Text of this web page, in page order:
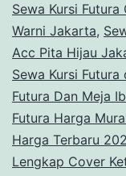
Sewa Kursi
Warni Jakarta,
Acc Pita Hijau
Sewa Kursi
Futura Dan Meja
Futura Harga
Harga Terbaru
Lengkap Cover